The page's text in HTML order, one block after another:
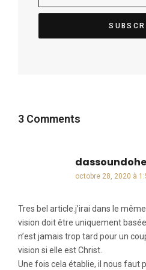
3 Comments
octobre 28, 2020 à
Tres bel article.j’irai dans le
vision doit être uniquement
n’est jamais trop tard pour un
vision si elle est Christ.
Une fois cela établie, il nous faut